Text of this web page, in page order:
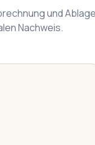
und
Nachweis.